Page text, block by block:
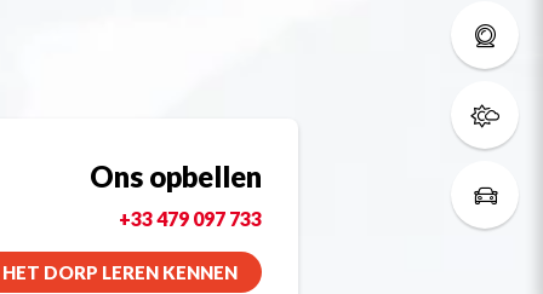
Ons opbellen
+33 479 097 733
HET DORP LEREN KENNEN